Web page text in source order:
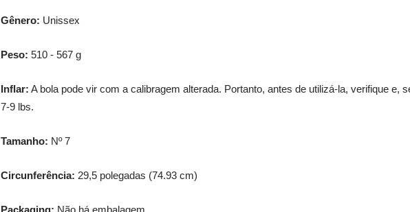
Gênero: Unissex
Peso: 510 - 567 g
Inflar: A bola pode vir com a calibragem alterada. Portanto, antes de utilizá-la, verifique e,
7-9 lbs.
Tamanho: Nº 7
Circunferência: 29,5 polegadas (74.93 cm)
Packaging: Não há embalagem